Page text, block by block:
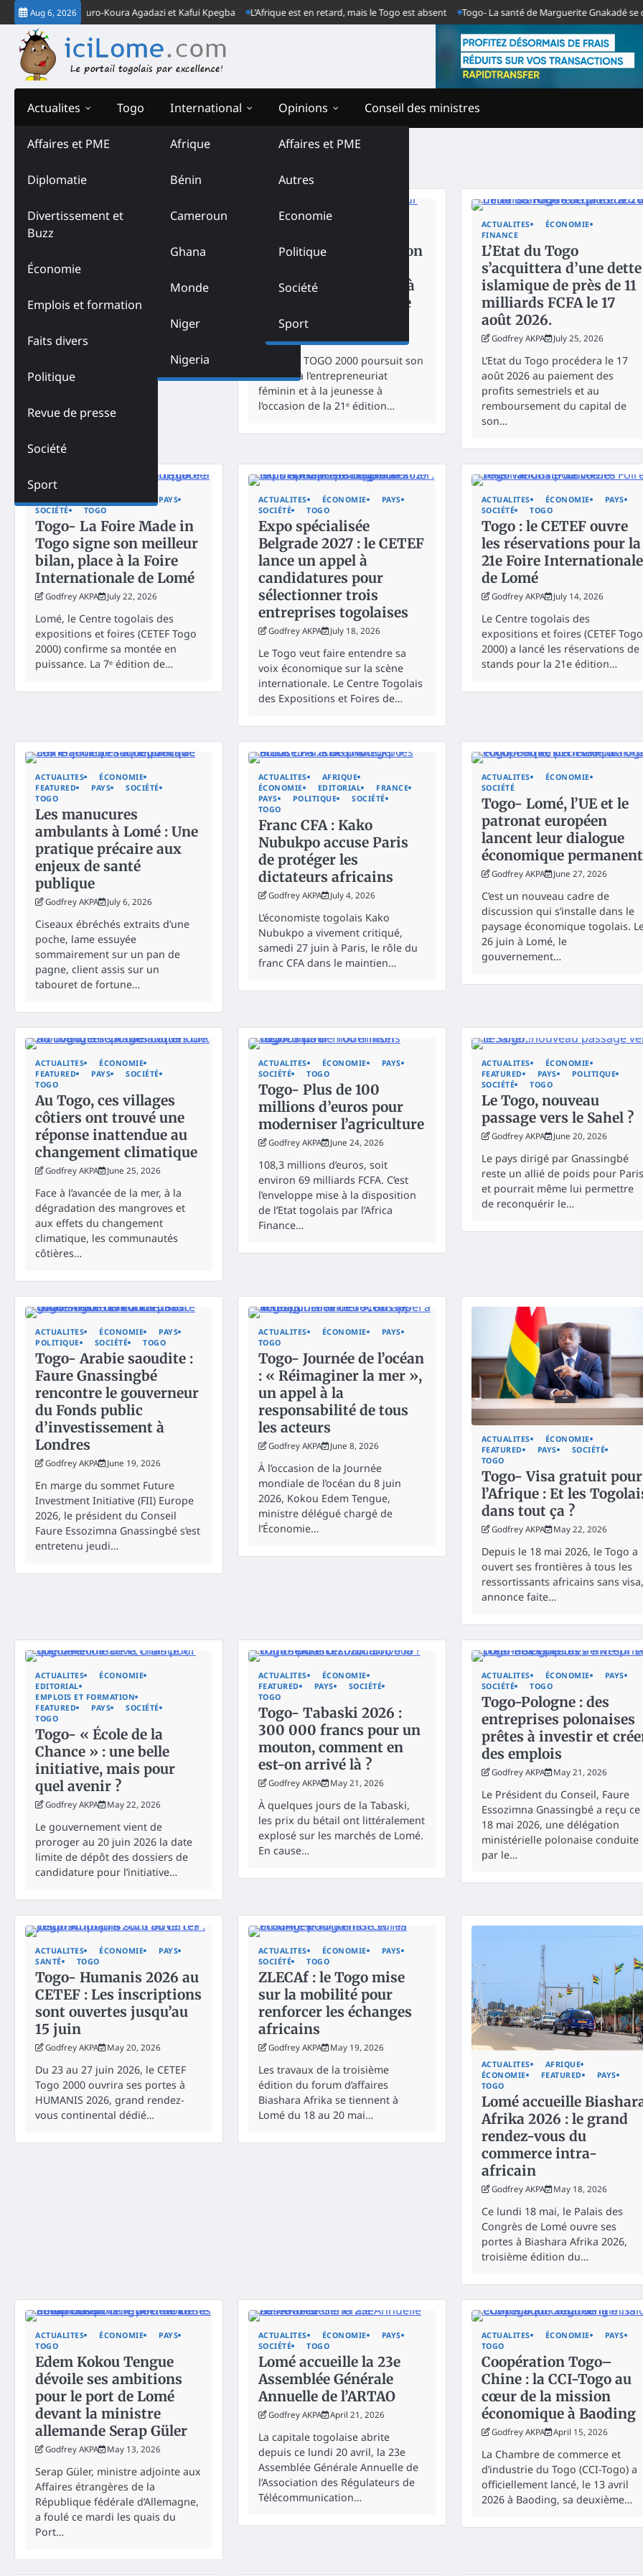
Skip
to
content
Aug 6, 2026
Cas Ouro-Koura Agadazi et Kafui Kpegba L’Afrique est en retard, mais le Togo est absent Togo- La santé de Marguerite Gnakadé se dégrade
Actualites
Affaires et PME
Diplomatie
Divertissement et
Buzz
Économie
Emplois et formation
Faits divers
Politique
Revue de presse
Société
Sport
Togo International
Afrique
Bénin
Cameroun
Ghana
Monde
Niger
Nigeria
Opinions
Affaires et PME
Autres
Economie
Politique
Société
Sport
Conseil des ministres
Category: Économie
Togo- 70% de réduction
jeunes entrepreneurs à
la Foire Internationale
de Lomé
Le CETEF TOGO 2000 poursuit son
soutien à l’entrepreneuriat
féminin et à la jeunesse à
l’occasion de la 21ᵉ édition…
ACTUALITES
ÉCONOMIE
FINANCE
L’Etat du Togo
s’acquittera d’une dette
islamique de près de 11
milliards FCFA le 17
août 2026.
Godfrey AKPA July 25, 2026
L’Etat du Togo procédera le 17
août 2026 au paiement des
profits semestriels et au
remboursement du capital de
son…
PAYS
SOCIÉTÉ
TOGO
Togo- La Foire Made in
Togo signe son meilleur
bilan, place à la Foire
Internationale de Lomé
Godfrey AKPA July 22, 2026
Lomé, le Centre togolais des
expositions et foires (CETEF Togo
2000) confirme sa montée en
puissance. La 7ᵉ édition de…
ACTUALITES ÉCONOMIE
PAYS
SOCIÉTÉ
TOGO
Expo spécialisée
Belgrade 2027 : le CETEF
lance un appel à
candidatures pour
sélectionner trois
entreprises togolaises
Godfrey AKPA July 18, 2026
Le Togo veut faire entendre sa
voix économique sur la scène
internationale. Le Centre Togolais
des Expositions et Foires de…
ACTUALITES ÉCONOMIE
PAYS
SOCIÉTÉ
TOGO
Togo : le CETEF ouvre
les réservations pour la
21e Foire Internationale
de Lomé
Godfrey AKPA July 14, 2026
Le Centre togolais des
expositions et foires (CETEF Togo
2000) a lancé les réservations de
stands pour la 21e édition…
ACTUALITES
ÉCONOMIE
FEATURED
PAYS
SOCIÉTÉ
TOGO
Les manucures
ambulants à Lomé : Une
pratique précaire aux
enjeux de santé
publique
Godfrey AKPA July 6, 2026
Ciseaux ébréchés extraits d’une
poche, lame essuyée
sommairement sur un pan de
pagne, client assis sur un
tabouret de fortune…
ACTUALITES
AFRIQUE
ÉCONOMIE
EDITORIAL
FRANCE
PAYS
POLITIQUE
SOCIÉTÉ
TOGO
Franc CFA : Kako
Nubukpo accuse Paris
de protéger les
dictateurs africains
Godfrey AKPA July 4, 2026
L’économiste togolais Kako
Nubukpo a vivement critiqué,
samedi 27 juin à Paris, le rôle du
franc CFA dans le maintien…
ACTUALITES
ÉCONOMIE
SOCIÉTÉ
Togo- Lomé, l’UE et le
patronat européen
lancent leur dialogue
économique permanent
Godfrey AKPA June 27, 2026
C’est un nouveau cadre de
discussion qui s’installe dans le
paysage économique togolais.
26 juin à Lomé, le
gouvernement…
ACTUALITES
ÉCONOMIE
FEATURED
PAYS
SOCIÉTÉ
TOGO
Au Togo, ces villages
côtiers ont trouvé une
réponse inattendue au
changement climatique
Godfrey AKPA June 25, 2026
Face à l’avancée de la mer, à la
dégradation des mangroves et
aux effets du changement
climatique, les communautés
côtières…
ACTUALITES ÉCONOMIE
PAYS
SOCIÉTÉ
TOGO
Togo- Plus de 100
millions d’euros pour
moderniser l’agriculture
Godfrey AKPA June 24, 2026
108,3 millions d’euros, soit
environ 69 milliards FCFA. C’est
l’enveloppe mise à la disposition
de l’Etat togolais par l’Africa
Finance…
ACTUALITES
ÉCONOMIE
FEATURED
PAYS
POLITIQUE
SOCIÉTÉ
TOGO
Le Togo, nouveau
passage vers le Sahel ?
Godfrey AKPA June 20, 2026
Le pays dirigé par Gnassingbé
reste un allié de poids pour
et pourrait même lui permettre
de reconquérir le…
ACTUALITES ÉCONOMIE
PAYS
POLITIQUE
SOCIÉTÉ TOGO
Togo- Arabie saoudite :
Faure Gnassingbé
rencontre le gouverneur
du Fonds public
d’investissement à
Londres
Godfrey AKPA June 19, 2026
En marge du sommet Future
Investment Initiative (FII) Europe
2026, le président du Conseil
Faure Essozimna Gnassingbé s’est
entretenu jeudi…
ACTUALITES ÉCONOMIE
PAYS
TOGO
Togo- Journée de l’océan
: « Réimaginer la mer »,
un appel à la
responsabilité de tous
les acteurs
Godfrey AKPA June 8, 2026
À l’occasion de la Journée
mondiale de l’océan du 8 juin
2026, Kokou Edem Tengue,
ministre délégué chargé de
l’Économie…
ACTUALITES
ÉCONOMIE
FEATURED
PAYS
SOCIÉTÉ
TOGO
Togo- Visa gratuit pour
l’Afrique : Et les
dans tout ça ?
Godfrey AKPA May 22, 2026
Depuis le 18 mai 2026, le Togo a
ouvert ses frontières à tous les
ressortissants africains sans visa,
annonce faite…
ACTUALITES
ÉCONOMIE
EDITORIAL
EMPLOIS ET FORMATION
FEATURED
PAYS
SOCIÉTÉ
TOGO
Togo- « École de la
Chance » : une belle
initiative, mais pour
quel avenir ?
Godfrey AKPA May 22, 2026
Le gouvernement vient de
proroger au 20 juin 2026 la date
limite de dépôt des dossiers de
candidature pour l’initiative…
ACTUALITES
ÉCONOMIE
FEATURED
PAYS
SOCIÉTÉ
TOGO
Togo- Tabaski 2026 :
300 000 francs pour un
mouton, comment en
est-on arrivé là ?
Godfrey AKPA May 21, 2026
À quelques jours de la Tabaski,
les prix du bétail ont littéralement
explosé sur les marchés de Lomé.
En cause…
ACTUALITES ÉCONOMIE
PAYS
SOCIÉTÉ
TOGO
Togo-Pologne : des
entreprises polonaises
prêtes à investir et
des emplois
Godfrey AKPA May 21, 2026
Le Président du Conseil, Faure
Essozimna Gnassingbé a reçu ce
18 mai 2026, une délégation
ministérielle polonaise conduite
par le…
ACTUALITES ÉCONOMIE
PAYS
SANTÉ
TOGO
Togo- Humanis 2026 au
CETEF : Les inscriptions
sont ouvertes jusqu’au
15 juin
Godfrey AKPA May 20, 2026
Du 23 au 27 juin 2026, le CETEF
Togo 2000 ouvrira ses portes à
HUMANIS 2026, grand rendez-
vous continental dédié…
ACTUALITES ÉCONOMIE
PAYS
SOCIÉTÉ
TOGO
ZLECAf : le Togo mise
sur la mobilité pour
renforcer les échanges
africains
Godfrey AKPA May 19, 2026
Les travaux de la troisième
édition du forum d’affaires
Biashara Afrika se tiennent à
Lomé du 18 au 20 mai…
ACTUALITES
AFRIQUE
ÉCONOMIE
FEATURED
PAYS
TOGO
Lomé accueille
Afrika 2026 : le grand
rendez-vous du
commerce intra-
africain
Godfrey AKPA May 18, 2026
Ce lundi 18 mai, le Palais des
Congrès de Lomé ouvre ses
portes à Biashara Afrika 2026,
troisième édition du…
ACTUALITES ÉCONOMIE
PAYS
TOGO
Edem Kokou Tengue
dévoile ses ambitions
pour le port de Lomé
devant la ministre
allemande Serap Güler
Godfrey AKPA May 13, 2026
Serap Güler, ministre adjointe aux
Affaires étrangères de la
République fédérale d’Allemagne,
a foulé ce mardi les quais du
Port…
ACTUALITES ÉCONOMIE
PAYS
SOCIÉTÉ
TOGO
Lomé accueille la 23e
Assemblée Générale
Annuelle de l’ARTAO
Godfrey AKPA April 21, 2026
La capitale togolaise abrite
depuis ce lundi 20 avril, la 23e
Assemblée Générale Annuelle de
l’Association des Régulateurs de
Télécommunication…
ACTUALITES ÉCONOMIE
PAYS
TOGO
Coopération Togo–
Chine : la CCI-Togo au
cœur de la mission
économique à Baoding
Godfrey AKPA April 15, 2026
La Chambre de commerce et
d’industrie du Togo (CCI-Togo) a
officiellement lancé, le 13 avril
2026 à Baoding, sa deuxième…